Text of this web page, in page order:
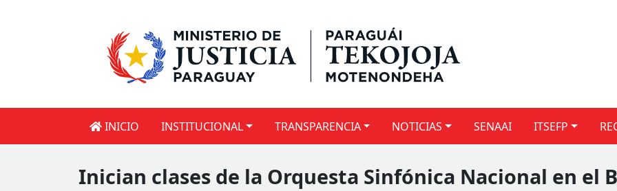
INICIO INSTITUCIONAL TRANSPARENCIA NOTICIAS SENAAI ITSEFP
Inician clases de la Orquesta Sinfónica Nacional en el